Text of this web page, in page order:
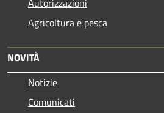
Agricoltura e pesca
NOVITÀ
Notizie
Comunicati